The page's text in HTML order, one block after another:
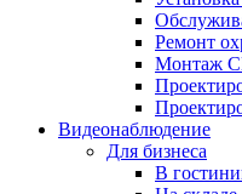
Ремонт
Монтаж
Видеонаблюдение
Для бизнеса
В